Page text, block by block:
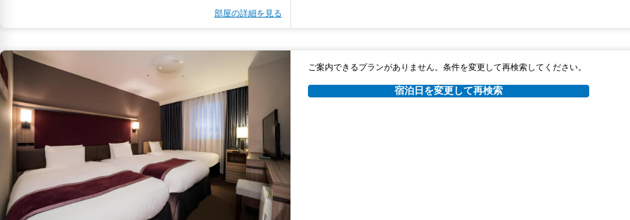
部屋の詳細を見る
朝食 無料WiFi
ご案内できるプランがありません。条件を変更して再検索してください。
宿泊日を変更して再検索